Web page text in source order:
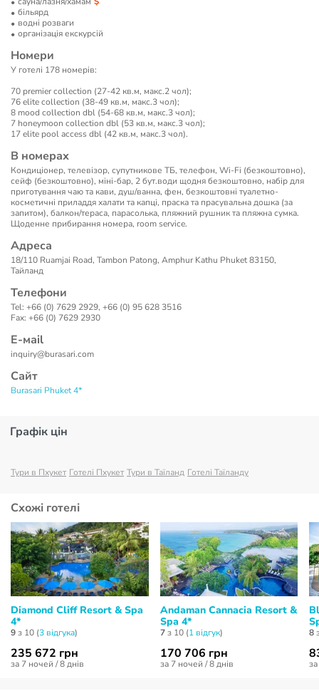
більярд
водні розваги
організація екскурсій
Номери
У готелі 178 номерів:
70 premier collection (27-42 кв.м, макс.2 чол);
76 elite collection (38-49 кв.м, макс.3 чол);
8 mood collection dbl (54-68 кв.м, макс.3 чол);
7 honeymoon collection dbl (53 кв.м, макс.3 чол);
17 elite pool access dbl (42 кв.м, макс.3 чол).
В номерах
Кондиціонер, телевізор, супутникове ТБ, телефон, Wi-Fi (безкоштовно),
сейф (безкоштовно), міні-бар, 2 бут.води щодня безкоштовно, набір для
приготування чаю та кави, душ/ванна, фен, безкоштовні туалетно-
косметичні приладдя халати та капці, праска та прасувальна дошка (за
запитом), балкон/тераса, парасолька, пляжний рушник та пляжна сумка.
Щоденне прибирання номера, room service.
Адреса
18/110 Ruamjai Road, Tambon Patong, Amphur Kathu Phuket 83150,
Тайланд
Телефони
Tel: +66 (0) 7629 2929, +66 (0) 95 628 3516
Fax: +66 (0) 7629 2930
Е-маil
inquiry@burasari.com
Сайт
Burasari Phuket 4*
Графік цін
Тури в Пхукет Готелі Пхукет Тури в Таїланд Готелі Таїланду
Схожі готелі
Diamond Cliff Resort & Spa
4*
9з 10 (3 відгукa)
235 672 грн
за 7 ночей / 8 днів
Andaman Cannacia Resort &
Spa 4*
7з 10 (1 відгук)
170 706 грн
за 7 ночей / 8 днів
8